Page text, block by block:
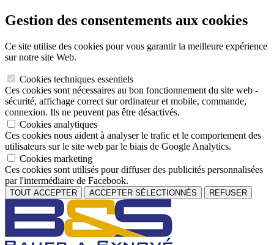
Gestion des consentements aux cookies
Ce site utilise des cookies pour vous garantir la meilleure expérience
sur notre site Web.
Cookies techniques essentiels
Ces cookies sont nécessaires au bon fonctionnement du site web -
sécurité, affichage correct sur ordinateur et mobile, commande,
connexion. Ils ne peuvent pas être désactivés.
Cookies analytiques
Ces cookies nous aident à analyser le trafic et le comportement des
utilisateurs sur le site web par le biais de Google Analytics.
Cookies marketing
Ces cookies sont utilisés pour diffuser des publicités personnalisées
par l'intermédiaire de Facebook.
TOUT ACCEPTER ACCEPTER SÉLECTIONNÉS REFUSER